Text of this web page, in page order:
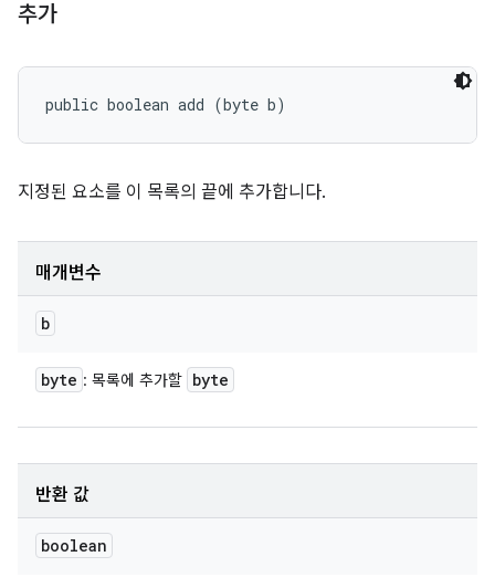
추가
public boolean add (byte b)
지정된 요소를 이 목록의 끝에 추가합니다.
매개변수
b
byte : 목록에 추가할 byte
반환 값
boolean